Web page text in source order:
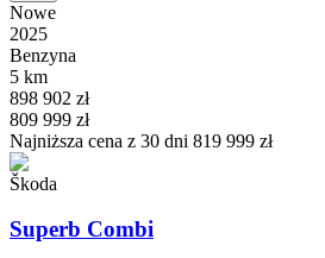
Nowe
2025
Benzyna
5 km
898 902 zł
809 999 zł
Najniższa cena z 30 dni 819 999 zł
Škoda
Superb Combi